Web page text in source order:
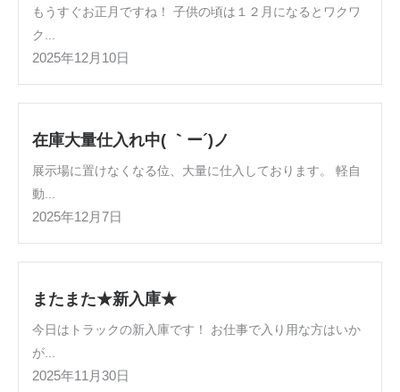
もうすぐお正月ですね！ 子供の頃は１２月になるとワクワ
ク...
2025年12月10日
在庫大量仕入れ中( ｀ー´)ノ
展示場に置けなくなる位、大量に仕入しております。 軽自
動...
2025年12月7日
またまた★新入庫★
今日はトラックの新入庫です！ お仕事で入り用な方はいか
が...
2025年11月30日